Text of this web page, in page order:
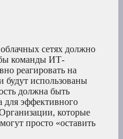
сетях должно
команды ИТ-
реагировать на
будут использованы
должна быть
для эффективного
которые
просто «оставить